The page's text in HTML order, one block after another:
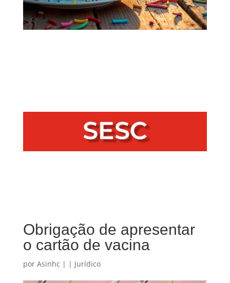
Obrigação de apresentar
o cartão de vacina
por Asinhc | | Jurídico